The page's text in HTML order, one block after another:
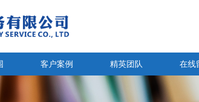
客户案例 精英团队 在线